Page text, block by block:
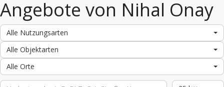
Angebote von Nihal Onay
Alle Nutzungsarten
Alle Objektarten
Alle Orte